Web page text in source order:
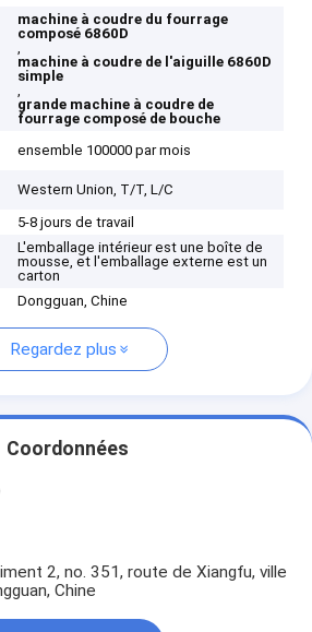
machine à coudre du fourrage
composé 6860D
,
machine à coudre de l'aiguille 6860D
simple
,
grande machine à coudre de
fourrage composé de bouche
ensemble 100000 par mois
Western Union, T/T, L/C
5-8 jours de travail
L'emballage intérieur est une boîte de
mousse, et l'emballage externe est un
carton
Dongguan, Chine
Regardez plus
Coordonnées
2, no. 351, route de Xiangfu, ville
Chine